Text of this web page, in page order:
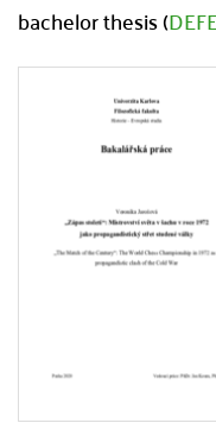
bachelor thesis (